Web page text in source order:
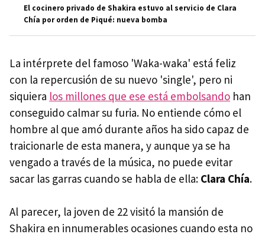
El cocinero privado de Shakira estuvo al servicio de Clara
Chía por orden de Piqué: nueva bomba
La intérprete del famoso 'Waka-waka' está feliz
con la repercusión de su nuevo 'single', pero ni
siquiera los millones que ese está embolsando han
conseguido calmar su furia. No entiende cómo el
hombre al que amó durante años ha sido capaz de
traicionarle de esta manera, y aunque ya se ha
vengado a través de la música, no puede evitar
sacar las garras cuando se habla de ella: Clara Chía.
Al parecer, la joven de 22 visitó la mansión de
Shakira en innumerables ocasiones cuando esta no